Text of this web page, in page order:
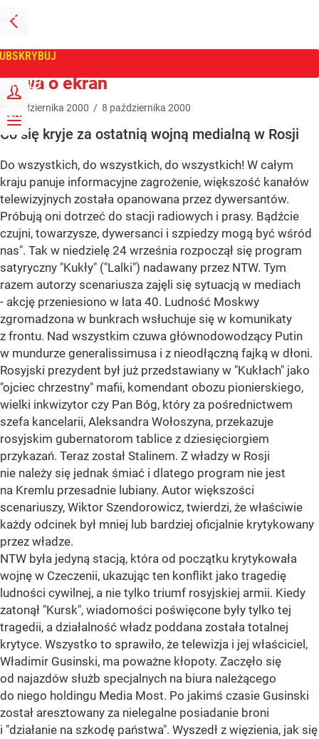
PRZEJDŹ
NA
GŁÓWNĄ
ZALOGUJ
MENU
Tygodnik Wprost
Bitwa o ekran
8 października 2000 / 8 października 2000
Co się kryje za ostatnią wojną medialną w Rosji
Do wszystkich, do wszystkich, do wszystkich! W całym
kraju panuje informacyjne zagrożenie, większość kanałów
telewizyjnych została opanowana przez dywersantów.
Próbują oni dotrzeć do stacji radiowych i prasy. Bądźcie
czujni, towarzysze, dywersanci i szpiedzy mogą być wśród
nas". Tak w niedzielę 24 września rozpoczął się program
satyryczny "Kukły" ("Lalki") nadawany przez NTW. Tym
razem autorzy scenariusza zajęli się sytuacją w mediach
- akcję przeniesiono w lata 40. Ludność Moskwy
zgromadzona w bunkrach wsłuchuje się w komunikaty
z frontu. Nad wszystkim czuwa głównodowodzący Putin
w mundurze generalissimusa i z nieodłączną fajką w dłoni.
Rosyjski prezydent był już przedstawiany w "Kukłach" jako
"ojciec chrzestny" mafii, komendant obozu pionierskiego,
wielki inkwizytor czy Pan Bóg, który za pośrednictwem
szefa kancelarii, Aleksandra Wołoszyna, przekazuje
rosyjskim gubernatorom tablice z dziesięciorgiem
przykazań. Teraz został Stalinem. Z władzy w Rosji
nie należy się jednak śmiać i dlatego program nie jest
na Kremlu przesadnie lubiany. Autor większości
scenariuszy, Wiktor Szendorowicz, twierdzi, że właściwie
każdy odcinek był mniej lub bardziej oficjalnie krytykowany
przez władze.
NTW była jedyną stacją, która od początku krytykowała
wojnę w Czeczenii, ukazując ten konflikt jako tragedię
ludności cywilnej, a nie tylko triumf rosyjskiej armii. Kiedy
zatonął "Kursk", wiadomości poświęcone były tylko tej
tragedii, a działalność władz poddana została totalnej
krytyce. Wszystko to sprawiło, że telewizja i jej właściciel,
Władimir Gusinski, ma poważne kłopoty. Zaczęło się
od najazdów służb specjalnych na biura należącego
do niego holdingu Media Most. Po jakimś czasie Gusinski
został aresztowany za nielegalne posiadanie broni
i "działanie na szkodę państwa". Wyszedł z więzienia, jak się